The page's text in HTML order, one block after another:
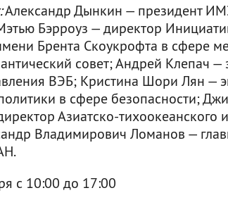
Александр Дынкин — президент
Бэрроуз — директор
Брента Скоукрофта в сфере
совет; Андрей Клепач —
ВЭБ; Кристина Шори Лян —
в сфере безопасности;
Азиатско-тихоокеанского
Владимирович Ломанов —
с 10:00 до 17:00